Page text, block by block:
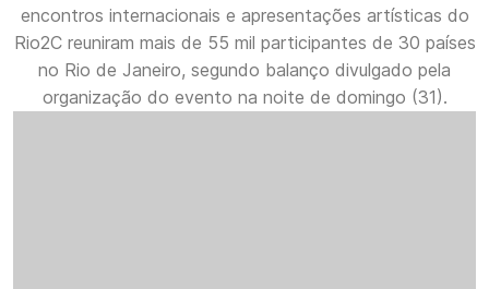
encontros internacionais e apresentações artísticas do
Rio2C reuniram mais de 55 mil participantes de 30 países
no Rio de Janeiro, segundo balanço divulgado pela
organização do evento na noite de domingo (31).